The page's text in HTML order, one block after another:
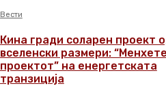
Вести
Кина гради соларен проект
вселенски размери:
проектот” на енергетската
транзиција